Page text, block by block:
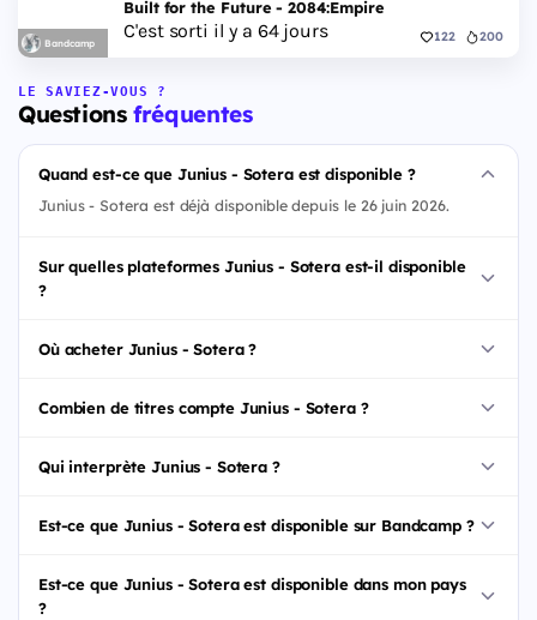
Bandcamp
Built for the Future - 2084:Empire
C'est sorti il y a 64 jours 122 200
LE SAVIEZ-VOUS ?
Questionsfréquentes
Quand est-ce que Junius - Sotera est disponible ?
Junius - Sotera est déjà disponible depuis le 26 juin 2026.
Sur quelles plateformes Junius - Sotera est-il disponible
?
Où acheter Junius - Sotera ?
Combien de titres compte Junius - Sotera ?
Qui interprète Junius - Sotera ?
Est-ce que Junius - Sotera est disponible sur Bandcamp ?
Est-ce que Junius - Sotera est disponible dans mon pays
?